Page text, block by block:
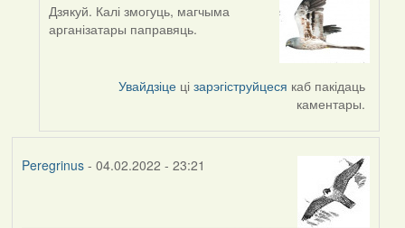
In
reply
Дзякуй. Калі змогуць, магчыма
арганізатары паправяць.
Увайдзіце цізарэгіструйцеся каб пакідаць
каментары.
Peregrinus- 04.02.2022 - 23:21